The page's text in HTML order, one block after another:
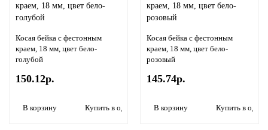
Косая бейка с фестонным
краем, 18 мм, цвет бело-
голубой
150.12р.
В корзину Купить в один клик
Косая бейка с фестонным
краем, 18 мм, цвет бело-
розовый
145.74р.
В корзину Купить в один